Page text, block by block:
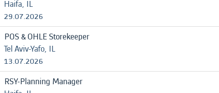
Haifa, IL
29.07.2026
POS & OHLE Storekeeper
Tel Aviv-Yafo, IL
13.07.2026
RSY-Planning Manager